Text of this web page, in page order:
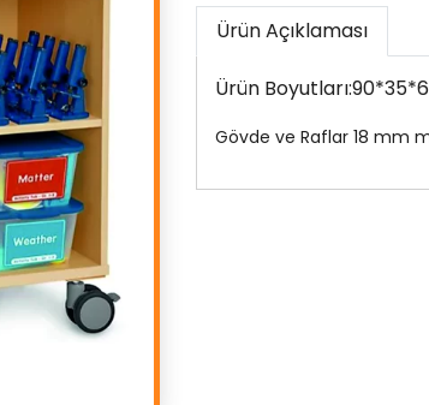
Ürün Açıklaması
Ürün
Gövde ve Raflar 18 mm